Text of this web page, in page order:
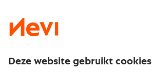
Deze website gebruikt cookies